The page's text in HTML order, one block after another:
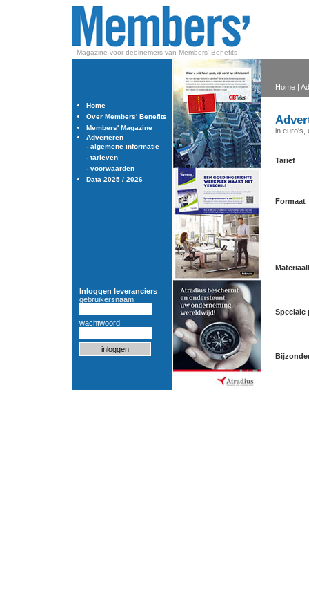
Magazine voor deelnemers van Members' Benefits
Home
Over Members' Benefits
Members' Magazine
Adverteren
- algemene informatie
- tarieven
- voorwaarden
Data 2025 / 2026
Inloggen leveranciers
gebruikersnaam
wachtwoord
Home |
in euro's,
Tarief
Formaat
Speciale